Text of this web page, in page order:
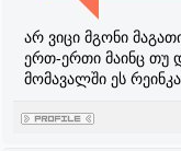
არ ვიცი მგონი
ერთ-ერთი მაინც თუ
მომავალში ეს